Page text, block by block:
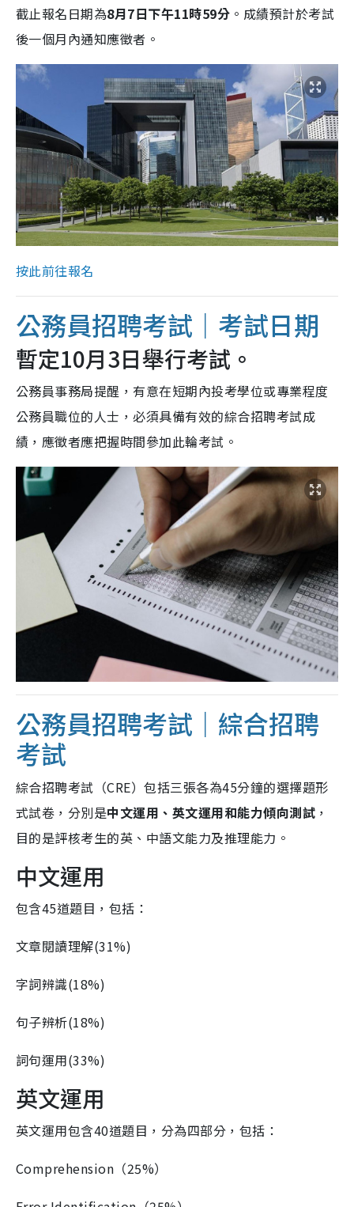
截止報名日期為8月7日下午11時59分 。成績預計於考試
後一個月內通知應徵者。
按此前往報名
公務員招聘考試｜考試日期
暫定10月3日舉行考試。
公務員事務局提醒，有意在短期內投考學位或專業程度
公務員職位的人士，必須具備有效的綜合招聘考試成
績，應徵者應把握時間參加此輪考試。
公務員招聘考試｜綜合招聘
考試
綜合招聘考試（CRE）包括三張各為45分鐘的選擇題形
式試卷，分別是中文運用、英文運用和能力傾向測試 ，
目的是評核考生的英、中語文能力及推理能力。
中文運用
包含45道題目，包括：
文章閱讀理解(31%)
字詞辨識(18%)
句子辨析(18%)
詞句運用(33%)
英文運用
英文運用包含40道題目，分為四部分，包括：
Comprehension（25%）